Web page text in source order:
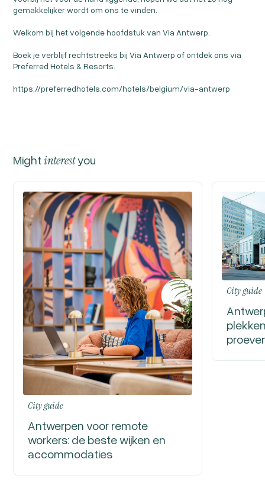
gemakkelijker wordt om ons te vinden.
Welkom bij het volgende hoofdstuk van Via Antwerp.
Boek je verblijf rechtstreeks bij Via Antwerp of ontdek ons via
Preferred Hotels & Resorts.
https://preferredhotels.com/hotels/belgium/via-antwerp
Mightinterestyou
City guide
Antwerpen voor remote
workers: de beste wijken en
accommodaties
City guide